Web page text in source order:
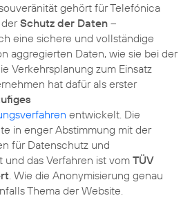
gehört für Telefónica
Schutz der Daten –
eine sichere und vollständige
aggregierten Daten, wie sie bei der
Verkehrsplanung zum Einsatz
hat dafür als erster
entwickelt. Die
in enger Abstimmung mit der
für Datenschutz und
und das Verfahren ist vom TÜV
. Wie die Anonymisierung genau
Thema der Website.